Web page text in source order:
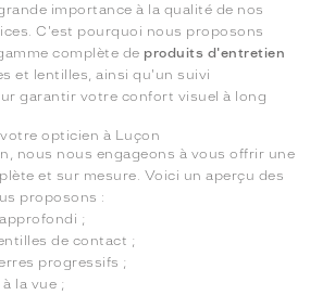
importance à la qualité de nos
C'est pourquoi nous proposons
complète de produits d'entretien
et lentilles, ainsi qu'un suivi
garantir votre confort visuel à long
opticien à Luçon
nous nous engageons à vous offrir une
et sur mesure. Voici un aperçu des
proposons :
;
de contact ;
progressifs ;
la vue ;